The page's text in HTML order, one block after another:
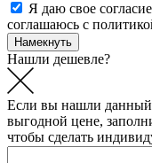
Я даю свое
соглашаюсь с
Нашли дешевле?
Если вы нашли данный
выгодной цене,
чтобы сделать